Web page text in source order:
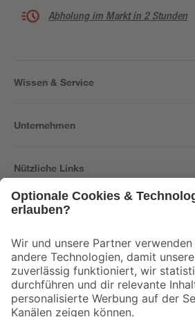
Abholung im Markt in 2 Stunden
Wissen & Service
Unternehmen
Nützliche Links
Der toom Newsletter: Keine Angebote und
Zur Newsletter Anmeldung